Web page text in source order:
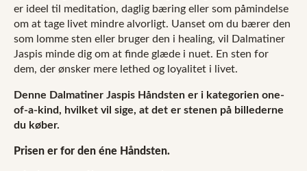
er ideel til meditation, daglig bæring eller som påmindelse
om at tage livet mindre alvorligt. Uanset om du bærer den
som lomme sten eller bruger den i healing, vil Dalmatiner
Jaspis minde dig om at finde glæde i nuet. En sten for
dem, der ønsker mere lethed og loyalitet i livet.
Denne Dalmatiner Jaspis Håndsten er i kategorien one-
of-a-kind, hvilket vil sige, at det er stenen på billederne
du køber.
Prisen er for den éne Håndsten.